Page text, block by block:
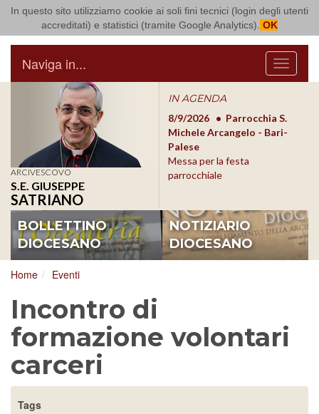
In questo sito utilizziamo cookie ai soli fini tecnici (login degli utenti
accreditati) e statistici (tramite Google Analytics). OK
Arcidiocesi di Bari Bitonto
Menu
Naviga in...
ARCIVESCOVO
S.E. GIUSEPPE
SATRIANO
IN AGENDA
8/17/2026
Conversano
Conferenza Episcopale
Pugliese
8/9/2026
Parrocchia S.
Michele Arcangelo - Bari-
Palese
Messa per la festa
parrocchiale
BOLLETTINO
DIOCESANO
NOTIZIARIO
DIOCESANO
Home Eventi
Incontro di
formazione volontari
carceri
Tags